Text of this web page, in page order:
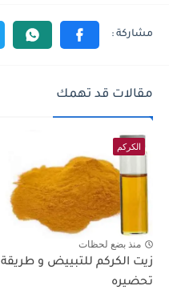
مقالات قد تهمك
الكركم
منذ بضع لحظات
زيت الكركم للتبييض و طريقة
تحضيره